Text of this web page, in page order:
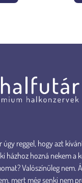
úgy reggel, hogy azt
házhoz hozná nekem a
Valószínűleg nem.
mert még senki nem